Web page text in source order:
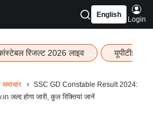
English
Login
रिजल्ट 2026 लाइव यूपीटीईटी
समाचार
SSC GD Constable Result 2024:
जल्द होगा जारी, कुल रिक्तियां जानें